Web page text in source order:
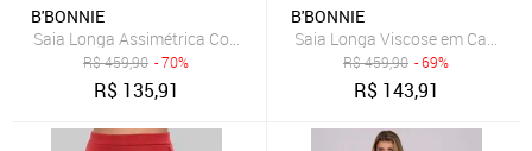
B'BONNIE
Saia Longa Assimétrica Com Bolsos B’Bonnie Úrsula Floral Laranja
R$459,90 - 70%
R$ 135,91
B'BONNIE
Saia Longa Viscose em
R$459,90 - 69%
R$ 143,91